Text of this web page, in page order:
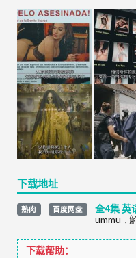
下载地址
熟肉 百度网盘 全4集 英
ummu ,
下载帮助：